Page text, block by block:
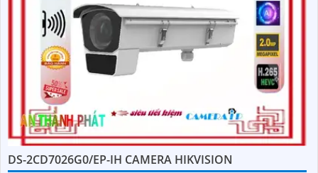
DS-2CD7026G0/EP-IH CAMERA HIKVISION